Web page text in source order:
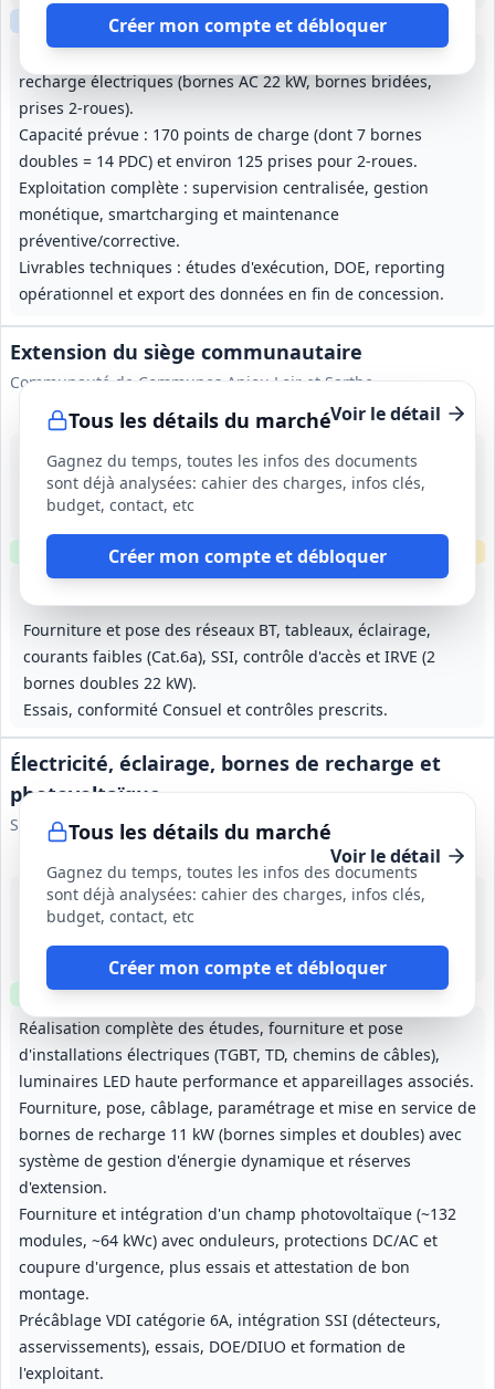
Créer mon compte et débloquer
Fourniture, pose et raccordement d'infrastructures de
recharge électriques (bornes AC 22 kW, bornes bridées,
prises 2‑roues).
Capacité prévue : 170 points de charge (dont 7 bornes
doubles = 14 PDC) et environ 125 prises pour 2‑roues.
Exploitation complète : supervision centralisée, gestion
monétique, smartcharging et maintenance
préventive/corrective.
Livrables techniques : études d'exécution, DOE, reporting
opérationnel et export des données en fin de concession.
Clause sociale Visiterequise
Tous les détails du marché
Gagnez du temps, toutes les infos des documents
sont déjà analysées: cahier des charges, infos clés,
budget, contact, etc
Créer mon compte et débloquer
Extension du siège communautaire
Communauté de Communes Anjou Loir et Sarthe
Voir le détail
Fourniture et pose des réseaux BT, tableaux, éclairage,
courants faibles (Cat.6a), SSI, contrôle d'accès et IRVE (2
bornes doubles 22 kW).
Essais, conformité Consuel et contrôles prescrits.
30 sept. 2026
Tiercé (49)
24 mois (préparation 2 mois)
Clause environnementale Clause sociale Échantillons
Tous les détails du marché
Gagnez du temps, toutes les infos des documents
sont déjà analysées: cahier des charges, infos clés,
budget, contact, etc
Créer mon compte et débloquer
Électricité, éclairage, bornes de recharge et
photovoltaïque
SPL Parkings et Mobilités
Voir le détail
Réalisation complète des études, fourniture et pose
d'installations électriques (TGBT, TD, chemins de câbles),
luminaires LED haute performance et appareillages associés.
Fourniture, pose, câblage, paramétrage et mise en service de
bornes de recharge 11 kW (bornes simples et doubles) avec
système de gestion d'énergie dynamique et réserves
d'extension.
Fourniture et intégration d'un champ photovoltaïque (~132
modules, ~64 kWc) avec onduleurs, protections DC/AC et
coupure d'urgence, plus essais et attestation de bon
montage.
Précâblage VDI catégorie 6A, intégration SSI (détecteurs,
asservissements), essais, DOE/DIUO et formation de
l'exploitant.
7 sept. 2026
Strasbourg (67)
Clause environnementale Échantillonsoptionnels